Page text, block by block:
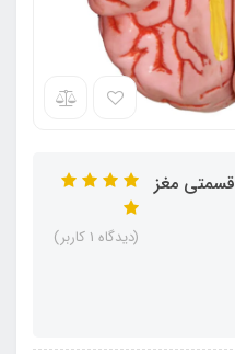
بازی آموزشی طرح آناتومی 4 قسمتی مغز
(دیدگاه 1 کاربر)